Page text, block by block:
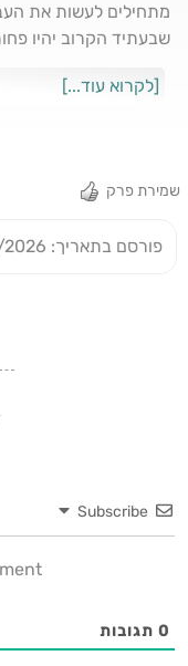
מתחילים לעשות את
שבעתיד הקרוב יהיו
שאול אמסטרדמסקי;
[לקרוא עוד...]
שמירת פרק
פורסם בתאריך: 07/04/2026
Subscribe
0 תגובות